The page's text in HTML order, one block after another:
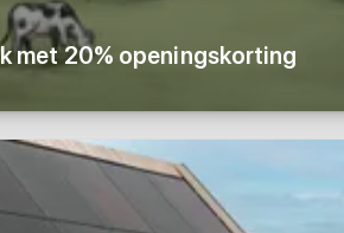
met 20% openingskorting